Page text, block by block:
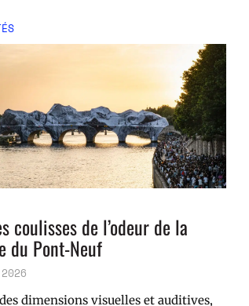
coulisses de l’odeur de la
du Pont-Neuf
dimensions visuelles et auditives,